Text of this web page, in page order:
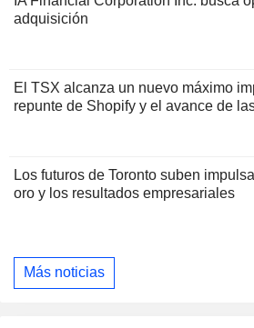
adquisición
El TSX alcanza un nuevo máximo
repunte de Shopify y el avance de
Los futuros de Toronto suben
oro y los resultados empresariales
Más noticias